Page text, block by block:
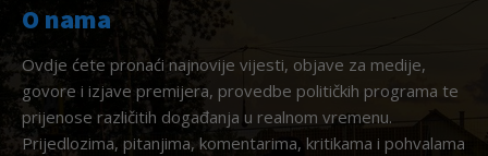
O nama
Ovdje ćete pronaći najnovije vijesti, objave za medije,
govore i izjave premijera, provedbe političkih programa te
prijenose različitih događanja u realnom vremenu.
Prijedlozima, pitanjima, komentarima, kritikama i pohvalama